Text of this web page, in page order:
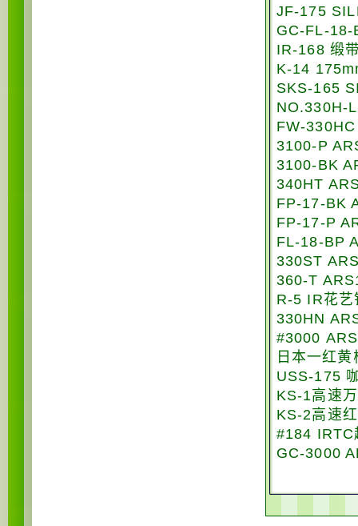
JF-175
GC-FL-18-
IR-168 缎
K-14
SKS-165
NO.330H-
FW-
3100-P
3100-BK
340HT
FP-17-BK
FP-17-P
FL-18-BP
330ST
360-T
R-5 IR花艺
330HN
#3000
日本一红
USS-175
KS-1高速
KS-2高速
#184 IRTC
GC-3000